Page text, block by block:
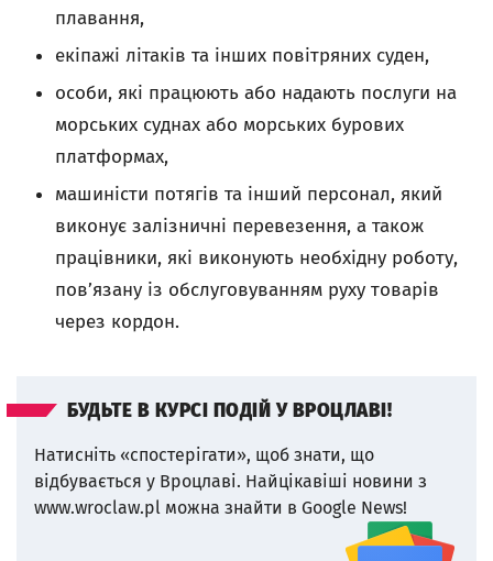
плавання,
екіпажі літаків та інших повітряних суден,
особи, які працюють або надають послуги на
морських суднах або морських бурових
платформах,
машиністи потягів та інший персонал, який
виконує залізничні перевезення, а також
працівники, які виконують необхідну роботу,
пов’язану із обслуговуванням руху товарів
через кордон.
БУДЬТЕ В КУРСІ ПОДІЙ У ВРОЦЛАВІ!
Натисніть «спостерігати», щоб знати, що
відбувається у Вроцлаві. Найцікавіші новини з
www.wroclaw.pl можна знайти в Google News!